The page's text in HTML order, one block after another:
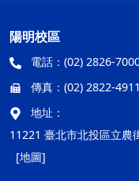
陽明校區
電話： (02) 2826-
傳真： (02) 2822-4911
地址：
11221 臺北市北投區立農
[地圖]